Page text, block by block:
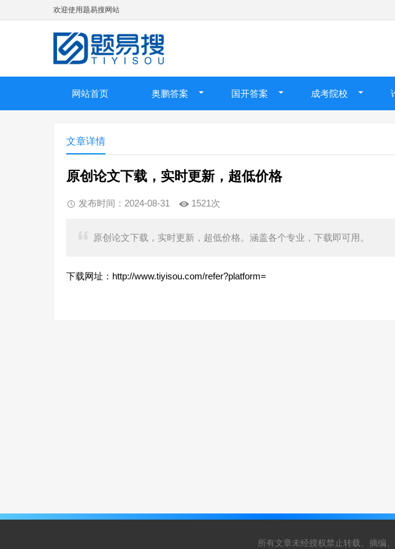
欢迎使用题易搜网站
网站首页 奥鹏答案 国开答案 成考院校
文章详情
原创论文下载，实时更新，超低价格
发布时间：2024-08-31 1521次
原创论文下载，实时更新，超低价格。涵盖各个专业，下载即可用。
下载网址： http://www.tiyisou.com/refer?platform=
所有文章未经授权禁止转载、摘编